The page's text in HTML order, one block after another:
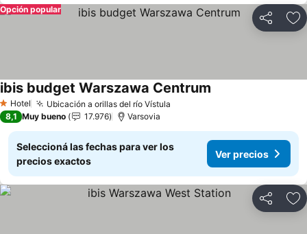
Compartir
Opción popular
1 Estrellas
Hotel Ubicación a orillas del río Vístula
ibis budget Warszawa Centrum
8,1 Muy bueno 17.976 Varsovia
Seleccioná las fechas para ver los
precios exactos
Ver precios
Compartir